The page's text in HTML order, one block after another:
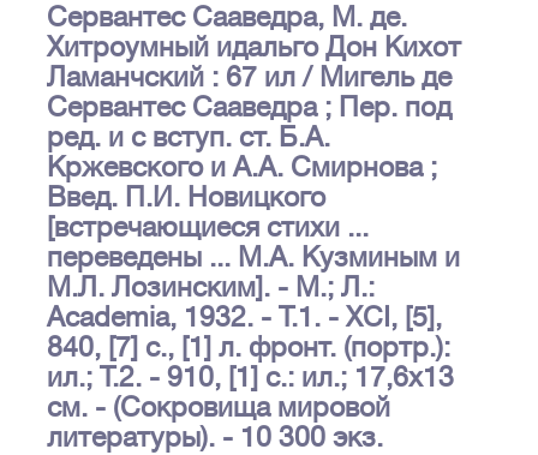
Сервантес Сааведра, М. де.
Хитроумный идальго Дон Кихот
Ламанчский : 67 ил / Мигель де
Сервантес Сааведра ; Пер. под
ред. и с вступ. ст. Б.А.
Кржевского и А.А. Смирнова ;
Введ. П.И. Новицкого
[встречающиеся стихи ...
переведены ... М.А. Кузминым и
М.Л. Лозинским]. - М.; Л.:
Academia, 1932. - Т.1. - XCI, [5],
840, [7] с., [1] л. фронт. (портр.):
ил.; Т.2. - 910, [1] с.: ил.; 17,6х13
см. - (Сокровища мировой
литературы). - 10 300 экз.